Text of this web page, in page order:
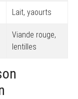
Lait, yaourts
Viande rouge,
lentilles